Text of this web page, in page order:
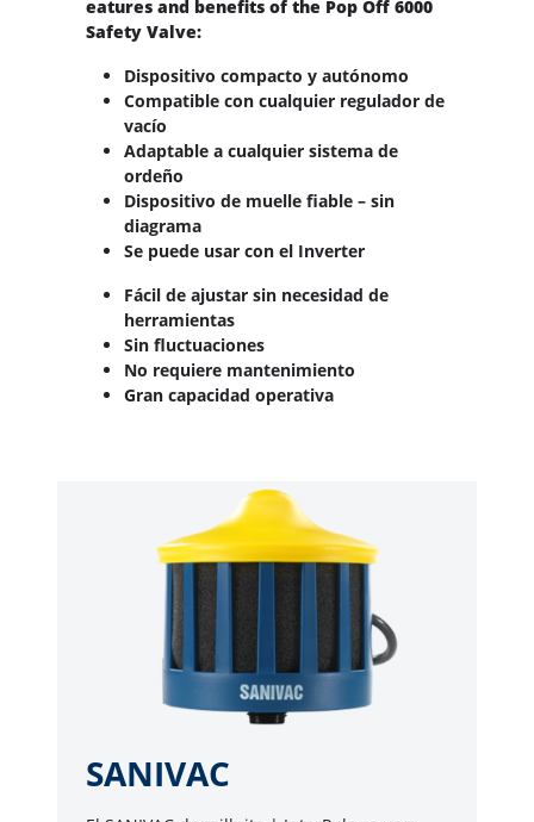
eatures and benefits of the Pop Off 6000
Safety Valve:
Dispositivo compacto y autónomo
Compatible con cualquier regulador de
vacío
Adaptable a cualquier sistema de
ordeño
Dispositivo de muelle fiable – sin
diagrama
Se puede usar con el Inverter
Fácil de ajustar sin necesidad de
herramientas
Sin fluctuaciones
No requiere mantenimiento
Gran capacidad operativa
SANIVAC